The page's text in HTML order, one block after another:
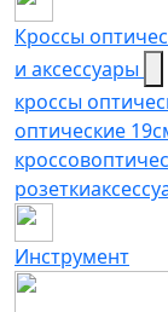
Кроссы
и аксессуары
кроссы
оптические 19
кроссов
розетки
Инструмент